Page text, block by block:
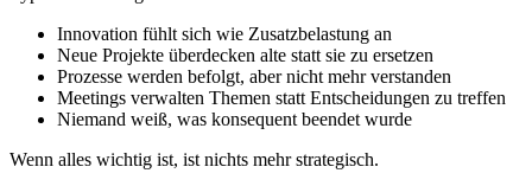
Innovation fühlt sich wie Zusatzbelastung an
Neue Projekte überdecken alte statt sie zu ersetzen
Prozesse werden befolgt, aber nicht mehr verstanden
Meetings verwalten Themen statt Entscheidungen zu treffen
Niemand weiß, was konsequent beendet wurde
Wenn alles wichtig ist, ist nichts mehr strategisch.